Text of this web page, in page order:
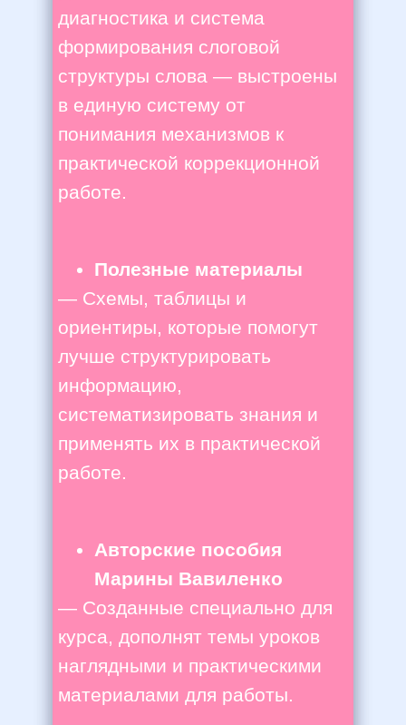
диагностика и система
формирования слоговой
структуры слова — выстроены
в единую систему от
понимания механизмов к
практической коррекционной
работе.
Полезные материалы
— Схемы, таблицы и
ориентиры, которые помогут
лучше структурировать
информацию,
систематизировать знания и
применять их в практической
работе.
Авторские пособия
Марины Вавиленко
— Созданные специально для
курса, дополнят темы уроков
наглядными и практическими
материалами для работы.